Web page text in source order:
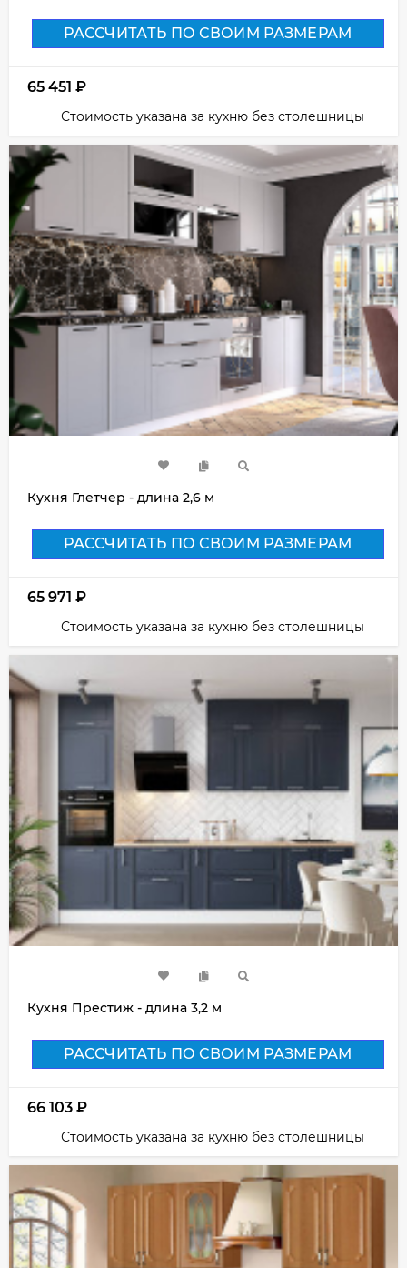
РАССЧИТАТЬ ПО СВОИМ РАЗМЕРАМ
65 451 ₽
Стоимость указана за кухню без столешницы
Кухня Глетчер - длина 2,6 м
РАССЧИТАТЬ ПО СВОИМ РАЗМЕРАМ
65 971 ₽
Стоимость указана за кухню без столешницы
Кухня Престиж - длина 3,2 м
РАССЧИТАТЬ ПО СВОИМ РАЗМЕРАМ
66 103 ₽
Стоимость указана за кухню без столешницы